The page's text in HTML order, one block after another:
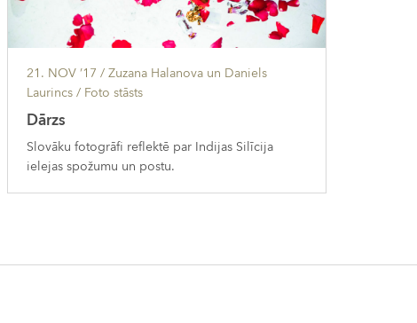
21. NOV ’17 / Zuzana Halanova un Daniels
Laurincs / Foto stāsts
Dārzs
Slovāku fotogrāfi reflektē par Indijas Silīcija
ielejas spožumu un postu.